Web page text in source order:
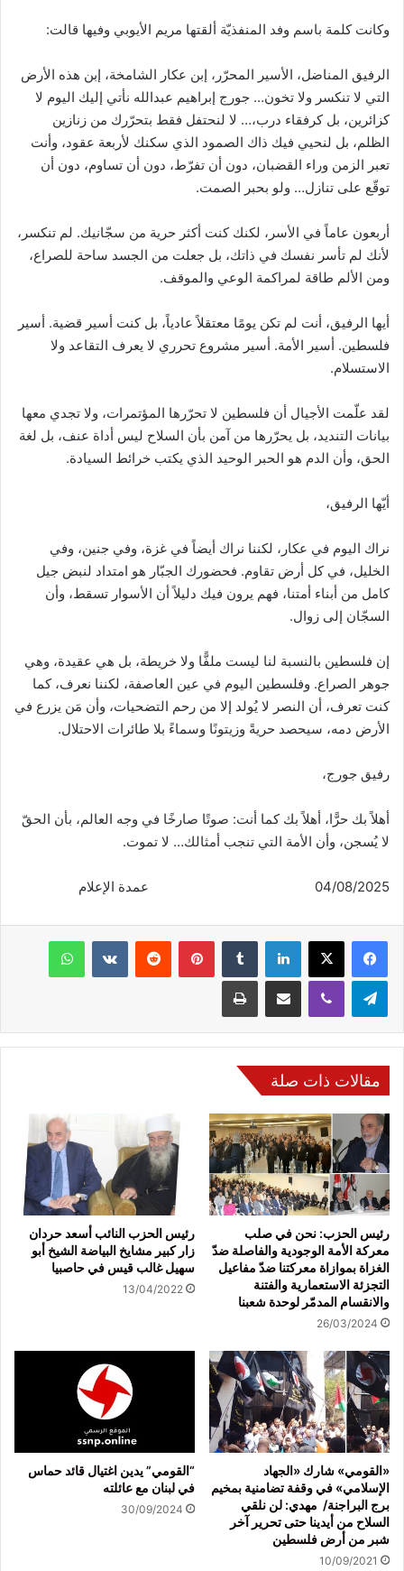
وكانت كلمة باسم وفد المنفذيّة ألقتها مريم الأيوبي وفيها قالت:
الرفيق المناضل، الأسير المحرّر، إبن عكار الشامخة، إبن هذه الأرض
التي لا تنكسر ولا تخون… جورج إبراهيم عبدالله نأتي إليك اليوم لا
كزائرين، بل كرفقاء درب،… لا لنحتفل فقط بتحرّرك من زنازين
الظلم، بل لنحيي فيك ذاك الصمود الذي سكنك لأربعة عقود، وأنت
تعبر الزمن وراء القضبان، دون أن تفرّط، دون أن تساوم، دون أن
توقّع على تنازل… ولو بحبر الصمت.
أربعون عاماً في الأسر، لكنك كنت أكثر حرية من سجّانيك. لم تنكسر،
لأنك لم تأسر نفسك في ذاتك، بل جعلت من الجسد ساحة للصراع،
ومن الألم طاقة لمراكمة الوعي والموقف.
أيها الرفيق، أنت لم تكن يومًا معتقلاً عادياً، بل كنت أسير قضية. أسير
فلسطين. أسير الأمة. أسير مشروع تحرري لا يعرف التقاعد ولا
الاستسلام.
لقد علّمت الأجيال أن فلسطين لا تحرّرها المؤتمرات، ولا تجدي معها
بيانات التنديد، بل يحرّرها من آمن بأن السلاح ليس أداة عنف، بل لغة
الحق، وأن الدم هو الحبر الوحيد الذي يكتب خرائط السيادة.
أيّها الرفيق،
نراك اليوم في عكار، لكننا نراك أيضاً في غزة، وفي جنين، وفي
الخليل، في كل أرض تقاوم. فحضورك الجبّار هو امتداد لنبض جيل
كامل من أبناء أمتنا، فهم يرون فيك دليلاً أن الأسوار تسقط، وأن
السجّان إلى زوال.
إن فلسطين بالنسبة لنا ليست ملفًّا ولا خريطة، بل هي عقيدة، وهي
جوهر الصراع. وفلسطين اليوم في عين العاصفة، لكننا نعرف، كما
كنت تعرف، أن النصر لا يُولد إلا من رحم التضحيات، وأن مَن يزرع في
الأرض دمه، سيحصد حريةً وزيتونًا وسماءً بلا طائرات الاحتلال.
رفيق جورج،
أهلاً بك حرًّا، أهلاً بك كما أنت: صوتًا صارخًا في وجه العالم، بأن الحقّ
لا يُسجن، وأن الأمة التي تنجب أمثالك… لا تموت.
04/08/2025 عمدة الإعلام
فيسبوك لينكدإن بينتيريست
مقالات ذات صلة
رئيس الحزب: نحن في صلب
معركة الأمة الوجودية والفاصلة ضدّ
الغزاة بموازاة معركتنا ضدّ مفاعيل
التجزئة الاستعمارية والفتنة
والانقسام المدمّر لوحدة شعبنا
26/03/2024
رئيس الحزب النائب أسعد حردان
زار كبير مشايخ البياضة الشيخ أبو
سهيل غالب قيس في حاصبيا
13/04/2022
«القومي» شارك «الجهاد
الإسلامي» في وقفة تضامنية بمخيم
برج البراجنة/ مهدي: لن نلقي
السلاح من أيدينا حتى تحرير آخر
شبر من أرض فلسطين
10/09/2021
“القومي” يدين اغتيال قائد حماس
في لبنان مع عائلته
30/09/2024